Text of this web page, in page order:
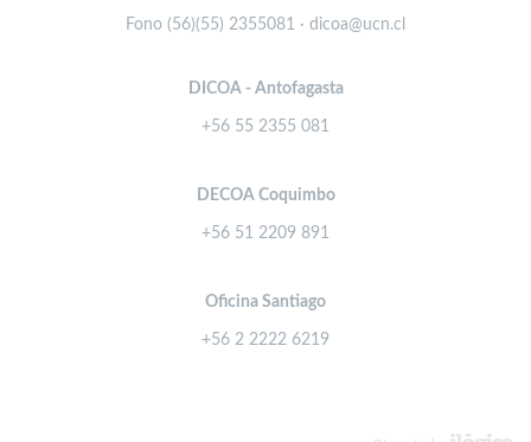
Fono (56)(55) 2355081 · dicoa@ucn.cl
DICOA - Antofagasta
+56 55 2355 081
DECOA Coquimbo
+56 51 2209 891
Oficina Santiago
+56 2 2222 6219